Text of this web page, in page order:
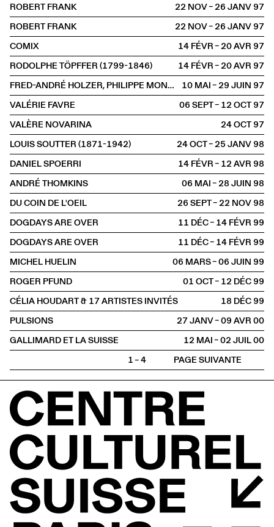
ROBERT FRANK
22 NOV – 26 JANV1997
ROBERT FRANK
22 NOV – 26 JANV1997
COMIX
14 FÉVR – 20 AVR1997
RODOLPHE TÖPFFER (1799-1846)
14 FÉVR – 20 AVR1997
FRED-ANDRÉ HOLZER, PHILIPPE MONOD, LOUL SCHOPFER
10 MAI – 29 JUIN1997
VALÉRIE FAVRE
06 SEPT – 12 OCT1997
VALÈRE NOVARINA
24 OCT1997
LOUIS SOUTTER (1871-1942)
24 OCT – 25 JANV1998
DANIEL SPOERRI
14 FÉVR – 12 AVR1998
ANDRÉ THOMKINS
06 MAI – 28 JUIN1998
DU COIN DE L'OEIL
26 SEPT – 22 NOV1998
DOGDAYS ARE OVER
11 DÉC – 14 FÉVR1999
DOGDAYS ARE OVER
11 DÉC – 14 FÉVR1999
MICHEL HUELIN
06 MARS – 06 JUIN1999
ROGER PFUND
01 OCT – 12 DÉC1999
CÉLIA HOUDART & 17 ARTISTES INVITÉS
18 DÉC1999
PULSIONS
27 JANV – 09 AVR2000
GALLIMARD ET LA SUISSE
12 MAI – 02 JUIL2000
1 – 4
PAGE SUIVANTE